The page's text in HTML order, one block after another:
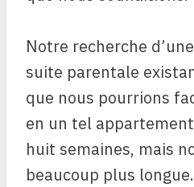
Notre recherche
suite parentale
que nous pourrions
en un tel
huit semaines, mais
beaucoup plus